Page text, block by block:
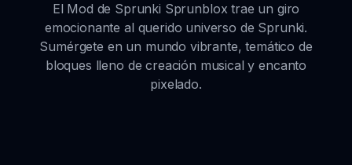
El Mod de Sprunki Sprunblox trae un giro
emocionante al querido universo de Sprunki.
Sumérgete en un mundo vibrante, temático de
bloques lleno de creación musical y encanto
pixelado.